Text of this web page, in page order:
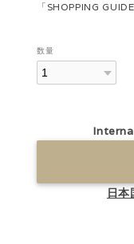
「SHOPPING
数量
日